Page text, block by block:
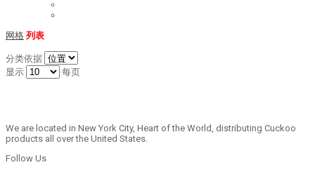
网格 列表
分类依据
显示
每页
We are located in New York City, Heart of the World, distributing Cuckoo
products all over the United States.
Follow Us